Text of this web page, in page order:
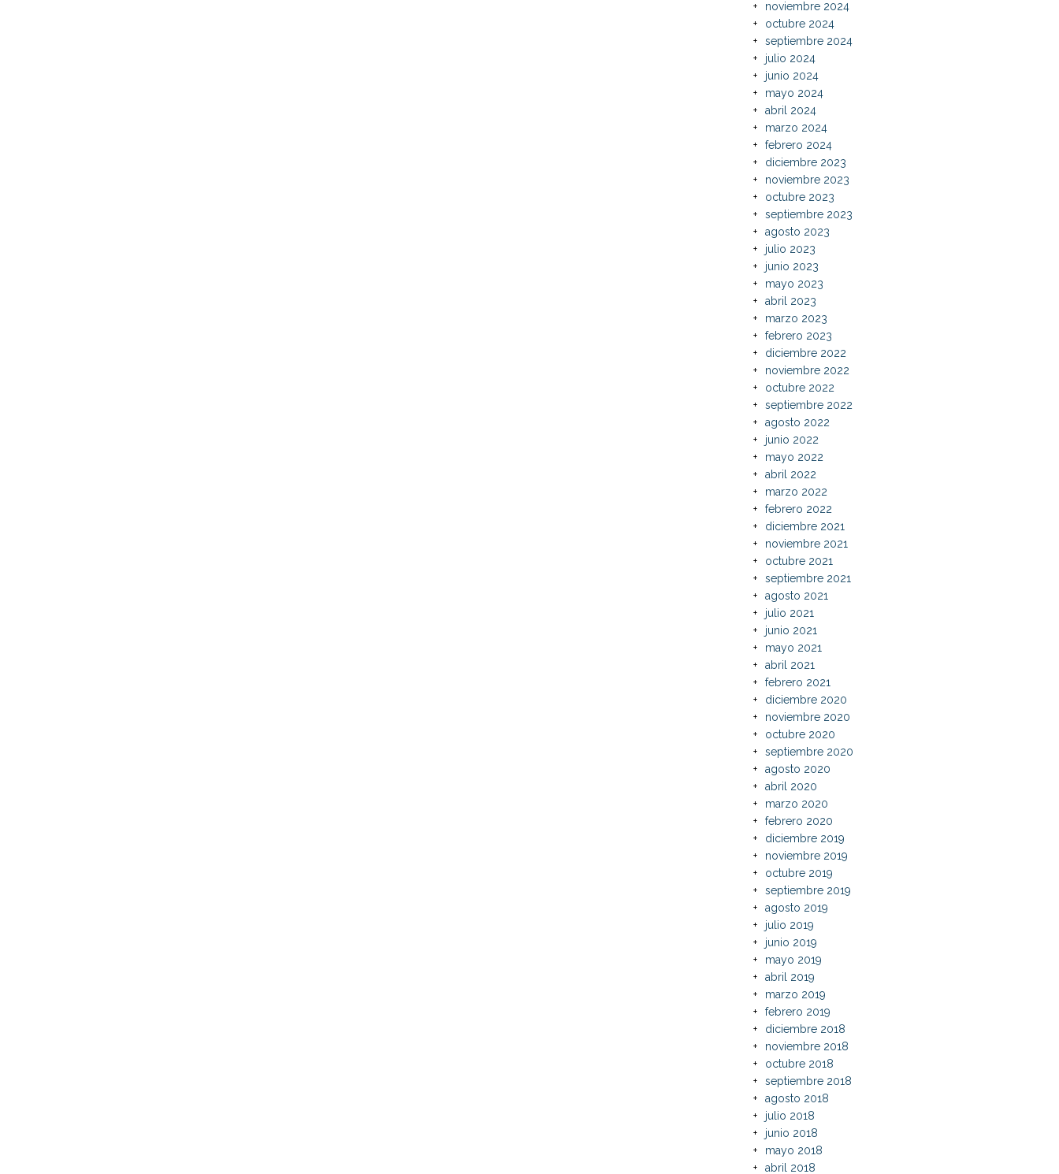
noviembre 2024
octubre 2024
septiembre 2024
julio 2024
junio 2024
mayo 2024
abril 2024
marzo 2024
febrero 2024
diciembre 2023
noviembre 2023
octubre 2023
septiembre 2023
agosto 2023
julio 2023
junio 2023
mayo 2023
abril 2023
marzo 2023
febrero 2023
diciembre 2022
noviembre 2022
octubre 2022
septiembre 2022
agosto 2022
junio 2022
mayo 2022
abril 2022
marzo 2022
febrero 2022
diciembre 2021
noviembre 2021
octubre 2021
septiembre 2021
agosto 2021
julio 2021
junio 2021
mayo 2021
abril 2021
febrero 2021
diciembre 2020
noviembre 2020
octubre 2020
septiembre 2020
agosto 2020
abril 2020
marzo 2020
febrero 2020
diciembre 2019
noviembre 2019
octubre 2019
septiembre 2019
agosto 2019
julio 2019
junio 2019
mayo 2019
abril 2019
marzo 2019
febrero 2019
diciembre 2018
noviembre 2018
octubre 2018
septiembre 2018
agosto 2018
julio 2018
junio 2018
mayo 2018
abril 2018